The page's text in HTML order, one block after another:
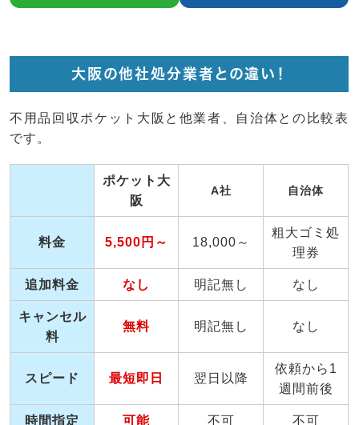
大阪の他社処分業者との違い！
不用品回収ポケット大阪と他業者、自治体との比較表
です。
ポケット大
阪
A社 自治体
料金 5,500円～ 18,000～
粗大ゴミ処
理券
追加料金 なし 明記無し なし
キャンセル
料
無料 明記無し なし
スピード 最短即日 翌日以降
依頼から1
週間前後
時間指定 可能 不可 不可